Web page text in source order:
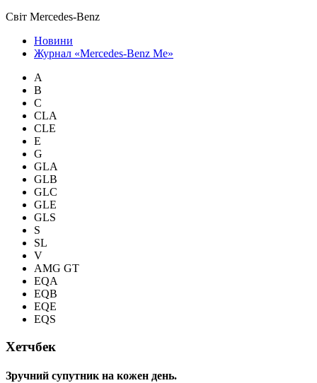
Світ Mercedes-Benz
Новини
Журнал «Mercedes-Benz Me»
A
B
C
CLA
CLE
E
G
GLA
GLB
GLC
GLE
GLS
S
SL
V
AMG GT
EQA
EQB
EQE
EQS
Хетчбек
Зручний супутник на кожен день.